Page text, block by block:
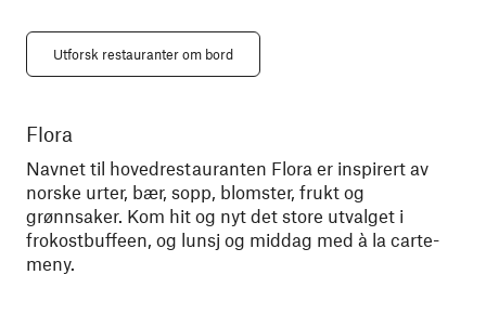
Utforsk restauranter om bord
Flora
Navnet til hovedrestauranten Flora er inspirert av
norske urter, bær, sopp, blomster, frukt og
grønnsaker. Kom hit og nyt det store utvalget i
frokostbuffeen, og lunsj og middag med à la carte-
meny.